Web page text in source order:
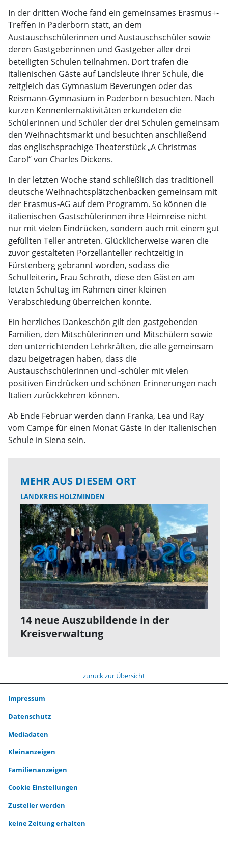
In der dritten Woche fand ein gemeinsames Erasmus+-
Treffen in Paderborn statt, an dem
Austauschschülerinnen und Austauschschüler sowie
deren Gastgeberinnen und Gastgeber aller drei
beteiligten Schulen teilnahmen. Dort trafen die
italienischen Gäste auf Landsleute ihrer Schule, die
zeitgleich das Gymnasium Beverungen oder das
Reismann-Gymnasium in Paderborn besuchten. Nach
kurzen Kennenlernaktivitäten erkundeten die
Schülerinnen und Schüler der drei Schulen gemeinsam
den Weihnachtsmarkt und besuchten anschließend
das englischsprachige Theaterstück „A Christmas
Carol“ von Charles Dickens.
In der letzten Woche stand schließlich das traditionell
deutsche Weihnachtsplätzchenbacken gemeinsam mit
der Erasmus-AG auf dem Programm. So können die
italienischen Gastschülerinnen ihre Heimreise nicht
nur mit vielen Eindrücken, sondern auch mit einem gut
gefüllten Teller antreten. Glücklicherweise waren die
zuvor gestalteten Porzellanteller rechtzeitig in
Fürstenberg gebrannt worden, sodass die
Schulleiterin, Frau Schroth, diese den Gästen am
letzten Schultag im Rahmen einer kleinen
Verabschiedung überreichen konnte.
Ein herzliches Dankeschön gilt den gastgebenden
Familien, den Mitschülerinnen und Mitschülern sowie
den unterrichtenden Lehrkräften, die alle gemeinsam
dazu beigetragen haben, dass die
Austauschschülerinnen und -schüler mit vielen
positiven Eindrücken und schönen Erinnerungen nach
Italien zurückkehren können.
Ab Ende Februar werden dann Franka, Lea und Ray
vom Campe für einen Monat Gäste in der italienischen
Schule in Siena sein.
MEHR AUS DIESEM ORT
LANDKREIS HOLZMINDEN
14 neue Auszubildende in der
Kreisverwaltung
zurück zur Übersicht
Impressum
Datenschutz
Mediadaten
Kleinanzeigen
Familienanzeigen
Cookie Einstellungen
Zusteller werden
keine Zeitung erhalten